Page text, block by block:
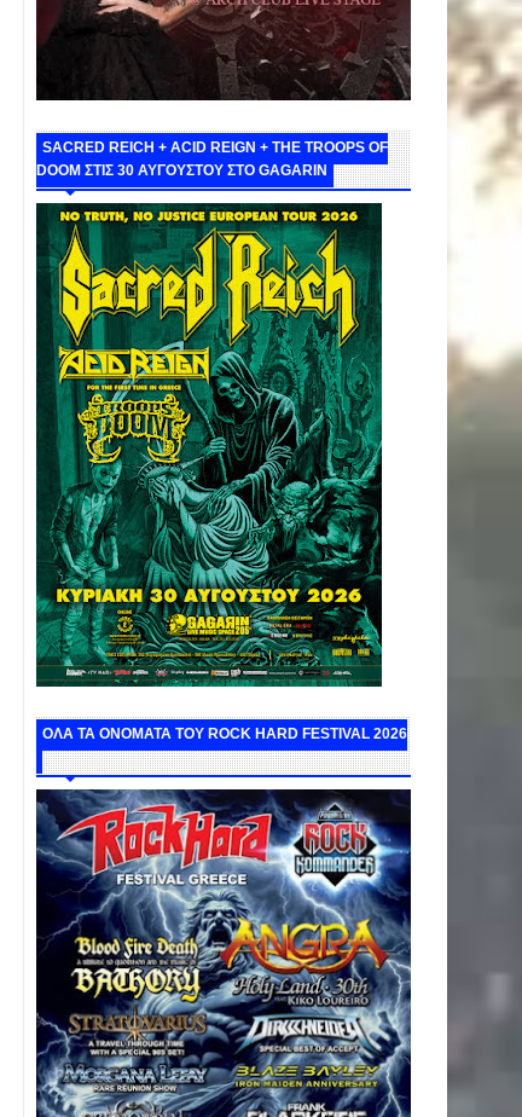
SACRED REICH + ACID REIGN + THE TROOPS OF
DOOM ΣΤΙΣ 30 ΑΥΓΟΥΣΤΟΥ ΣΤΟ GAGARIN
ΟΛΑ ΤΑ ΟΝΟΜΑΤΑ ΤΟΥ ROCK HARD FESTIVAL 2026